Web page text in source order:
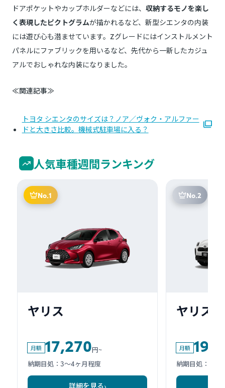
ドアポケットやカップホルダーなどには、 収納するモノを楽し
く表現したピクトグラムが描かれるなど、新型シエンタの内装
には遊び心も潜ませています。Zグレードにはインストルメント
パネルにファブリックを用いるなど、先代から一新したカジュ
アルでおしゃれな内装になりました。
≪関連記事≫
トヨタ シエンタのサイズは？ノア／ヴォク・アルファー
ドと大きさ比較。機械式駐車場に入る？